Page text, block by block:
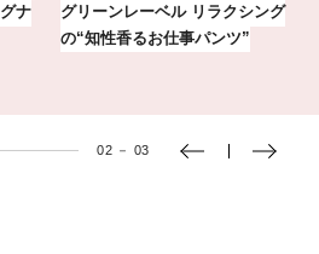
な
冷凍宅配食【nosh-ナッシュ】で叶
える、がんばる私の「がん…
03 － 03